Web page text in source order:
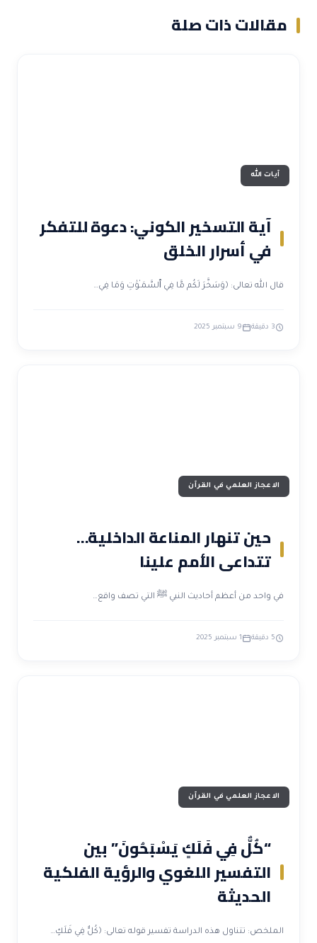
مقالات ذات صلة
آيات الله
آية التسخير الكوني: دعوة للتفكر
في أسرار الخلق
قال الله تعالى: ﴿وَسَخَّرَ لَكُم مَّا فِي ٱلسَّمَـٰوَٰتِ وَمَا فِي…
3 دقيقة 9 سبتمبر 2025
الاعجاز العلمي في القرآن
حين تنهار المناعة الداخلية…
تتداعى الأمم علينا
في واحد من أعظم أحاديث النبي ﷺ التي تصف واقع…
5 دقيقة 1 سبتمبر 2025
الاعجاز العلمي في القرآن
“كُلٌّ فِي فَلَكٍ يَسْبَحُونَ” بين
التفسير اللغوي والرؤية الفلكية
الحديثة
الملخص: تتناول هذه الدراسة تفسير قوله تعالى: ﴿كُلٌّ فِي فَلَكٍ…